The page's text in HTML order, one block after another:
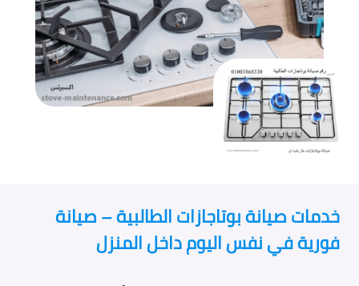
خدمات صيانة بوتاجازات الطالبية – صيانة
فورية في نفس اليوم داخل المنزل